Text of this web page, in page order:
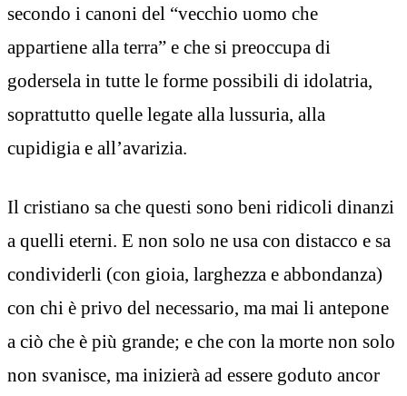
secondo i canoni del “vecchio uomo che
appartiene alla terra” e che si preoccupa di
godersela in tutte le forme possibili di idolatria,
soprattutto quelle legate alla lussuria, alla
cupidigia e all’avarizia.
Il cristiano sa che questi sono beni ridicoli dinanzi
a quelli eterni. E non solo ne usa con distacco e sa
condividerli (con gioia, larghezza e abbondanza)
con chi è privo del necessario, ma mai li antepone
a ciò che è più grande; e che con la morte non solo
non svanisce, ma inizierà ad essere goduto ancor